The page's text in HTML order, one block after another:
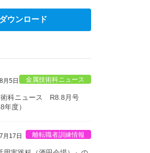
ウンロード
月5日 金属技術科ニュース
術科ニュース R8.8月号
年度）
月17日 離転職者訓練情報